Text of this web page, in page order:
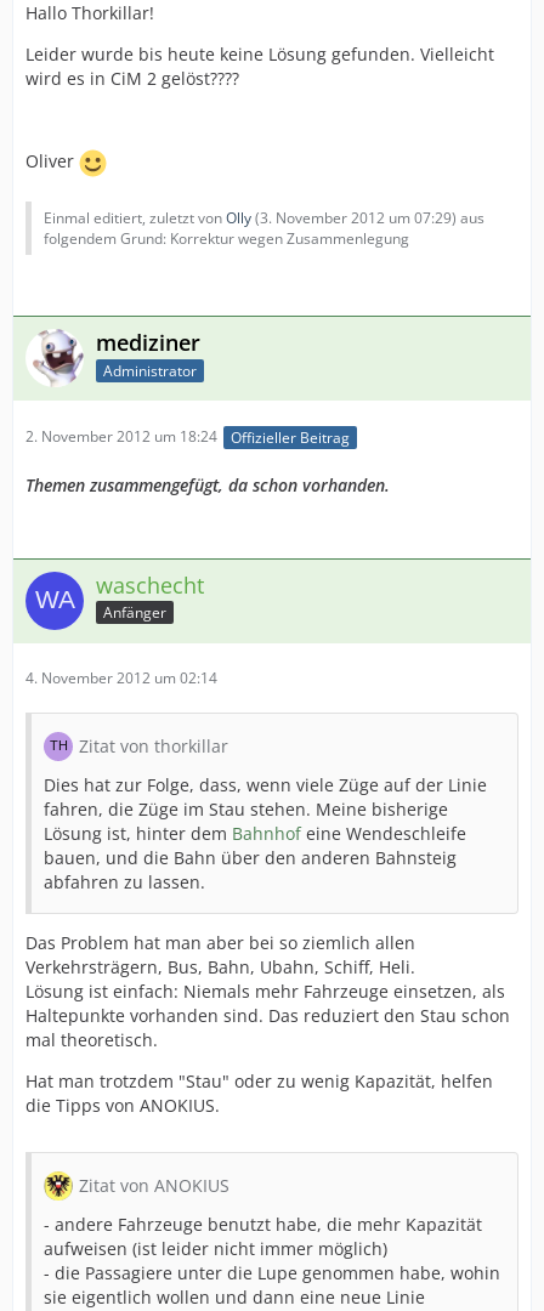
Hallo Thorkillar!
Leider wurde bis heute keine Lösung gefunden. Vielleicht
wird es in CiM 2 gelöst????
Oliver
Einmal editiert, zuletzt vonOlly(3. November 2012 um 07:29) aus
folgendem Grund: Korrektur wegen Zusammenlegung
mediziner
Administrator
2. November 2012 um 18:24 Offizieller Beitrag
Themen zusammengefügt, da schon vorhanden.
waschecht
Anfänger
4. November 2012 um 02:14
Zitat von thorkillar
Dies hat zur Folge, dass, wenn viele Züge auf der Linie
fahren, die Züge im Stau stehen. Meine bisherige
Lösung ist, hinter dem Bahnhofeine Wendeschleife
bauen, und die Bahn über den anderen Bahnsteig
abfahren zu lassen.
Das Problem hat man aber bei so ziemlich allen
Verkehrsträgern, Bus, Bahn, Ubahn, Schiff, Heli.
Lösung ist einfach: Niemals mehr Fahrzeuge einsetzen, als
Haltepunkte vorhanden sind. Das reduziert den Stau schon
mal theoretisch.
Hat man trotzdem "Stau" oder zu wenig Kapazität, helfen
die Tipps von ANOKIUS.
Zitat von ANOKIUS
- andere Fahrzeuge benutzt habe, die mehr Kapazität
aufweisen (ist leider nicht immer möglich)
- die Passagiere unter die Lupe genommen habe, wohin
sie eigentlich wollen und dann eine neue Linie